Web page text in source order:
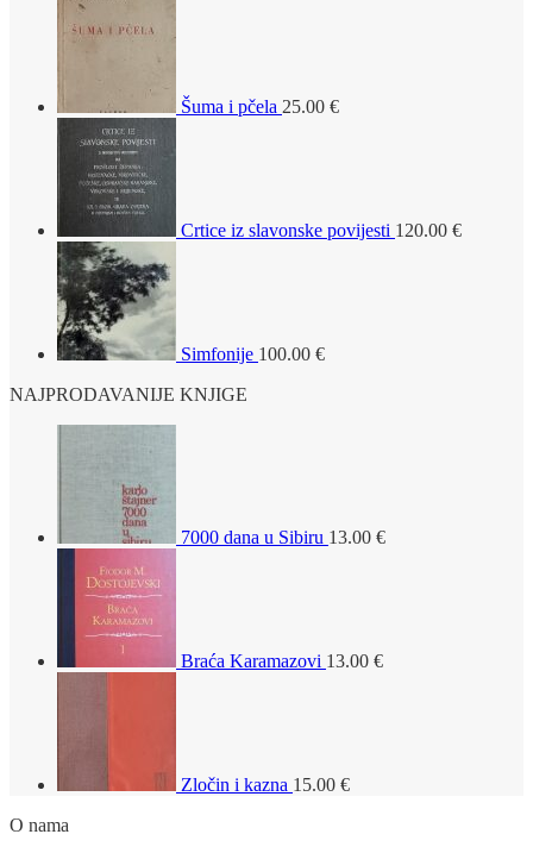
Šuma i pčela 25.00 €
Crtice iz slavonske povijesti 120.00 €
Simfonije 100.00 €
NAJPRODAVANIJE KNJIGE
7000 dana u Sibiru 13.00 €
Braća Karamazovi 13.00 €
Zločin i kazna 15.00 €
O nama